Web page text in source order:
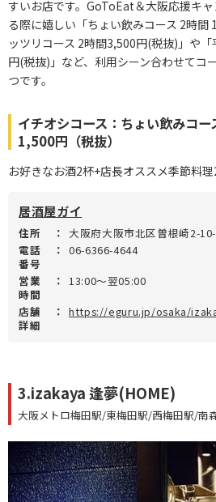
すいお店です。GoToEat＆大阪応援キ
る際に嬉しい「ちょい飲みコース 2時間
ッツリコース 2時間3,500円(税抜)」や
円(税抜)」など、利用シーン合わせてコ
つです。
イチオシコース：ちょい飲みコ
1,500円（税抜）
お好きなお酒2杯+店長オススメ季節料理
居酒屋ガイ
住所 ：
大阪府大阪市北区曽根崎2-
電話
番号
： 06-6366-4644
営業
時間
：
13:00～翌05:00
店舗
詳細
： https://eguru.jp/osaka/
3.izakaya 逢夢(HOME)
大阪メトロ梅田駅/東梅田駅/西梅田駅/南